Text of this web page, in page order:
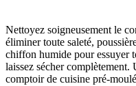
Nettoyez soigneusement le
éliminer toute saleté,
chiffon humide pour essuyer
laissez sécher complètement.
comptoir de cuisine pré-